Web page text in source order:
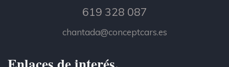
619 328 087
chantada@conceptcars.es